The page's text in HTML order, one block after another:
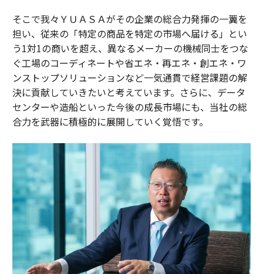
そこで我々ＹＵＡＳＡがその企業の総合力発揮の一翼を
担い、従来の「特定の商品を特定の市場へ届ける」とい
う1対1の商いを超え、異なるメーカーの機械同士をつな
ぐ工場のコーディネートや省エネ・再エネ・創エネ・ワ
ンストップソリューションなど一気通貫で経営課題の解
決に貢献していきたいと考えています。さらに、データ
センターや造船といった今後の成長市場にも、当社の総
合力を武器に積極的に展開していく覚悟です。